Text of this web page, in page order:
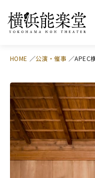
HOME 公演・催事 APEC